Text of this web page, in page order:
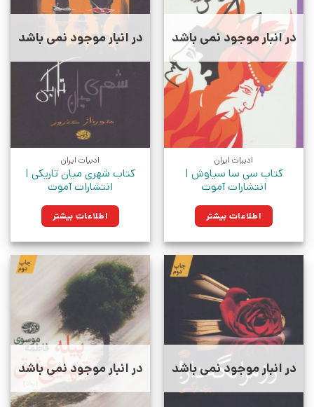
در انبار موجود نمی باشد
ادبیات ایران
کتاب سی سا سیاوش |
انتشارات آموت
اطلاعات بیشتر
در انبار موجود نمی باشد
ادبیات ایران
کتاب شهری میان تاریکی |
انتشارات آموت
اطلاعات بیشتر
در انبار موجود نمی باشد در انبار موجود نمی باشد